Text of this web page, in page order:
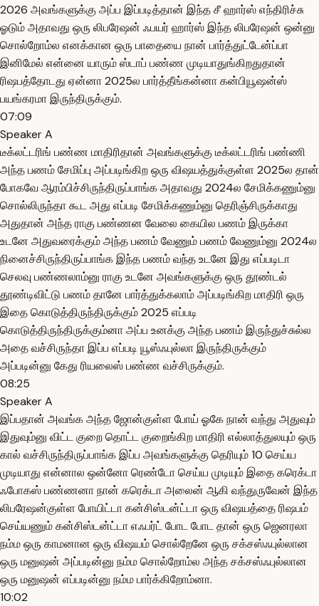
2026 அவங்களுக்கு அப்ப இப்படித்தான் இந்த சீ ஹார்ஸ் எந்திரிச்சு
ஓடும் அதாவது ஒரு லிபரேஷன் ஃபயர் ஹார்ஸ் இந்த லிபரேஷன் ஒன்னு
சொல்றோம்ல எனக்கான ஒரு பாதையை நான் பார்த்துட்டேன்ப்பா
இனிமேல் என்னை யாரும் ஸ்டாப் பண்ண முடியாதுங்கிறதுதான்
ரிஷபத்தோடது ஏன்னா 2025ல பார்த்தீங்கன்னா கன்பியூஷன்ஸ்
பயங்கரமா இருந்திருக்கும்.
07:09
Speaker A
டீக்லட்டரிங் பண்ண மாதிரிதான் அவங்களுக்கு டீக்லட்டரிங் பண்ணி
அந்த பணம் சேமிப்பு அப்படிங்கிற ஒரு விஷயத்துக்குள்ள 2025ல தான்
போகவே ஆரம்பிச்சிருந்திருப்பாங்க அதாவது 2024ல சேமிக்கணும்னு
சொல்லிருந்தா கூட அது எப்படி சேமிக்கணும்னு தெரிஞ்சிருக்காது
அதுதான் அந்த ராகு பண்ணன வேலை கையில பணம் இருக்கா
உடனே அதுவரைக்கும் அந்த பணம் வேணும் பணம் வேணும்னு 2024ல
நினைச்சிருந்திருப்பாங்க இந்த பணம் வந்த உடனே இது எப்படிடா
செலவு பண்ணலாம்னு ராகு உடனே அவங்களுக்கு ஒரு தூண்டல்
தூண்டிவிட்டு பணம் தானே பார்த்துக்கலாம் அப்படிங்கிற மாதிரி ஒரு
இதை கொடுத்திருந்திருக்கும் 2025 எப்படி
கொடுத்திருந்திருக்கும்னா அப்ப உனக்கு அந்த பணம் இருந்துச்சுல்ல
அதை வச்சிருந்தா இப்ப எப்படி யூஸ்ஃபுல்லா இருந்திருக்கும்
அப்படின்னு கேது ரியலைஸ் பண்ண வச்சிருக்கும்.
08:25
Speaker A
இப்பதான் அவங்க அந்த ஜோன்குள்ள போய் ஓகே நான் வந்து அதுவும்
இதுவும்னு விட்ட குறை தொட்ட குறைங்கிற மாதிரி எல்லாத்துலயும் ஒரு
கால் வச்சிருந்திருப்பாங்க இப்ப அவங்களுக்கு தெரியும் 10 செய்ய
முடியாது என்னால ஒன்னோ ரெண்டோ செய்ய முடியும் இதை கரெக்டா
ஃபோகஸ் பண்ணனா நான் கரெக்டா அலைன் ஆகி வந்துருவேன் இந்த
லிபரேஷன்குள்ள போயிட்டா கன்சிஸ்டன்ட்டா ஒரு விஷயத்தை ரிஷபம்
செய்யணும் கன்சிஸ்டன்ட்டா எஃபர்ட் போட போட தான் ஒரு ஜெனரலா
நம்ம ஒரு காமனான ஒரு விஷயம் சொல்றேனே ஒரு சக்சஸ்ஃபுல்லான
ஒரு மனுஷன் அப்படின்னு நம்ம சொல்றோம்ல அந்த சக்சஸ்ஃபுல்லான
ஒரு மனுஷன் எப்படின்னு நம்ம பார்க்கிறோம்னா.
10:02